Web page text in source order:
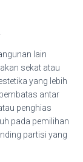
lain
sekat atau
yang lebih
antar
penghias
pada pemilihan
partisi yang